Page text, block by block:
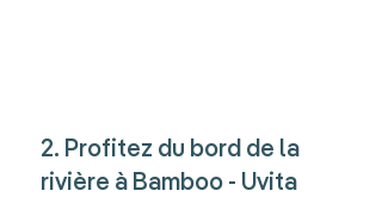
2. Profitez du bord de la
rivière à Bamboo - Uvita